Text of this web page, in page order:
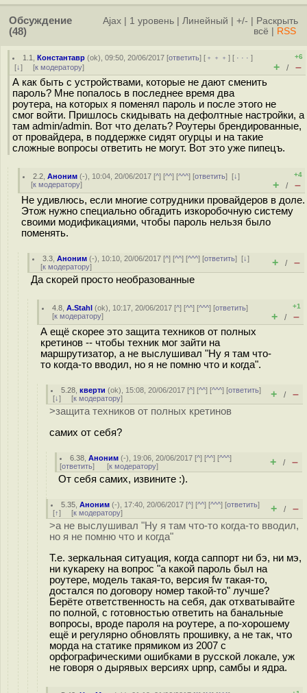
Обсуждение
(48)
Ajax 1 уровень Линейный +/-
Раскрыть
всё
RSS
1.1 ,Константавр (ok), 09:50, 20/06/2017 [ответить] [ ﹢﹢﹢] [ · · ·]
[↓] [к модератору]
+6
+ / –
А как быть с устройствами, которые не дают сменить
пароль? Мне попалось в последнее время два
роутера, на которых я поменял пароль и после этого не
смог войти. Пришлось скидывать на дефолтные настройки, а
там admin/admin. Вот что делать? Роутеры брендированные,
от провайдера, в поддержке сидят огурцы и на такие
сложные вопросы ответить не могут. Вот это уже пипецъ.
2.2 ,Аноним (-), 10:04, 20/06/2017 [^] [^^] [^^^] [ответить][↓]
[к модератору]
+4
+ / –
Не удивлюсь, если многие сотрудники провайдеров в доле.
Этож нужно специально обгадить изкоробочную систему
своими модификациями, чтобы пароль нельзя было
поменять.
3.3 ,Аноним (-), 10:10, 20/06/2017 [^] [^^] [^^^] [ответить][↓]
[к модератору] + / –
Да скорей просто необразованные
4.8 ,A.Stahl (ok), 10:17, 20/06/2017 [^] [^^] [^^^] [ответить]
[к модератору]
+1
+ / –
А ещё скорее это защита техников от полных
кретинов -- чтобы техник мог зайти на
маршрутизатор, а не выслушивал "Ну я там что-
то когда-то вводил, но я не помню что и когда".
5.28 ,кверти (ok), 15:08, 20/06/2017 [^] [^^] [^^^] [ответить]
[↓] [к модератору] + / –
>защита техников от полных кретинов
самих от себя?
6.38 ,Аноним (-), 19:06, 20/06/2017 [^] [^^] [^^^]
[ответить] [к модератору] + / –
От себя самих, извините :).
5.35 ,Аноним (-), 17:40, 20/06/2017 [^] [^^] [^^^] [ответить]
[↑] [к модератору] + / –
>а не выслушивал "Ну я там что-то когда-то вводил,
но я не помню что и когда"
Т.е. зеркальная ситуация, когда саппорт ни бэ, ни мэ,
ни кукареку на вопрос "а какой пароль был на
роутере, модель такая-то, версия fw такая-то,
достался по договору номер такой-то" лучше?
Берёте ответственность на себя, дак отхватывайте
по полной, с готовностью ответить на банальные
вопросы, вроде пароля на роутере, а по-хорошему
ещё и регулярно обновлять прошивку, а не так, что
морда на статике прямиком из 2007 с
орфографическими ошибками в русской локале, уж
не говоря о дырявых версиях upnp, самбы и ядра.